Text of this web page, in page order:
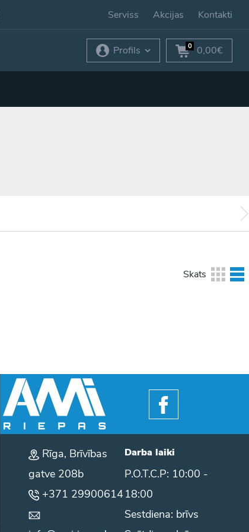
Serviss Akcijas Kontakti
Profils 0 0,00€
Skats
Rīga, Brīvības
gatve 208b
+371 29900614
Darba laiki
P.O.T.C.P: 10:00 -
18:00
Sestdiena: brīvs